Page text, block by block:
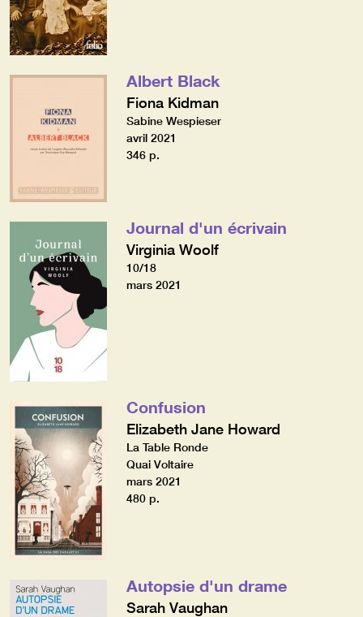
Albert Black
Fiona Kidman
Sabine Wespieser
avril 2021
346 p.
Journal d'un écrivain
Virginia Woolf
10/18
mars 2021
Confusion
Elizabeth Jane Howard
La Table Ronde
Quai Voltaire
mars 2021
480 p.
Autopsie d'un drame
Sarah Vaughan